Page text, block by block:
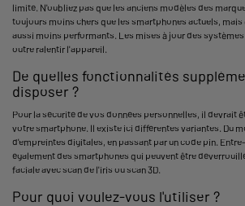
limité. N'oubliez pas que les anciens modèles des
toujours moins chers que les smartphones actuels,
aussi moins performants. Les mises à jour des
outre ralentir l'appareil.
De quelles fonctionnalités
disposer ?
Pour la sécurité de vos données personnelles, il devrait
votre smartphone. Il existe ici différentes variantes. Du
d'empreintes digitales, en passant par un code pin.
également des smartphones qui peuvent être
faciale avec scan de l'iris ou scan 3D.
Pour quoi voulez-vous l'utiliser ?